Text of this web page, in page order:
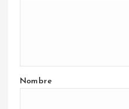
Nombre